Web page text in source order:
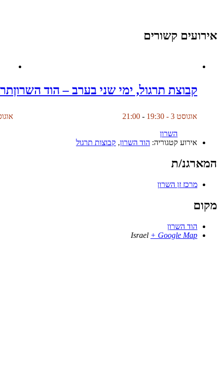
אירועים קשורים
קבוצת תרגול, ימי שני בערב – הוד השרון
אוגוסט 3 - 19:30 -
21:00 אוגוסט 4
השרון
אירוע קטגוריה: הוד השרון, קבוצות תרגול
המארגנ/ת
מרכז זן השרון
מקום
הוד השרון
Israel + Google Map